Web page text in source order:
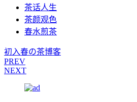
茶话人生
茶颜观色
春水煎茶
初入春の茶博客
PREV
NEXT